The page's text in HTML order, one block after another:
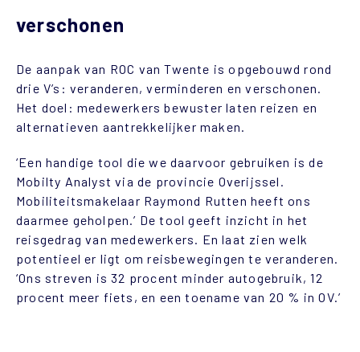
verschonen
De aanpak van ROC van Twente is opgebouwd rond
drie V’s: veranderen, verminderen en verschonen.
Het doel: medewerkers bewuster laten reizen en
alternatieven aantrekkelijker maken.
‘Een handige tool die we daarvoor gebruiken is de
Mobilty Analyst via de provincie Overijssel.
Mobiliteitsmakelaar Raymond Rutten heeft ons
daarmee geholpen.’ De tool geeft inzicht in het
reisgedrag van medewerkers. En laat zien welk
potentieel er ligt om reisbewegingen te veranderen.
‘Ons streven is 32 procent minder autogebruik, 12
procent meer fiets, en een toename van 20 % in OV.’